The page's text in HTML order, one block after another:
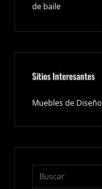
de baile
Sitios Interesantes
Muebles de Diseño